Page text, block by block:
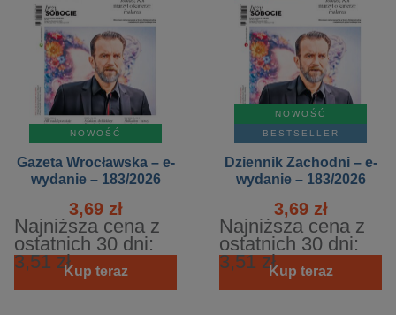
NOWOŚĆ
Gazeta Wrocławska – e-
wydanie – 183/2026
3,69 zł
Najniższa cena z
ostatnich 30 dni:
3,51 złKup teraz
NOWOŚĆ
BESTSELLER
Dziennik Zachodni – e-
wydanie – 183/2026
3,69 zł
Najniższa cena z
ostatnich 30 dni:
3,51 złKup teraz